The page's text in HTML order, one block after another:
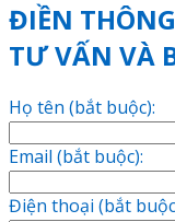
ĐIỀN
TƯ VẤN VÀ
Họ tên (bắt buộc):
Email (bắt buộc):
Điện thoại (bắt